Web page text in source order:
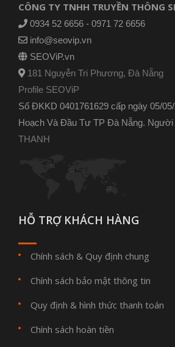
CÔNG TY TNHH TRUYỀN THÔNG
0934 52 6656 - 0971 72 6656
info@seovip.vn
SEOViP.vn
181 Nguyễn Tri Phương, Đà Nẵng
Profile SEOViP
Số ĐKKD 0401761629 cấp ngày 05/
Hoạch Và Đầu Tư TP Đà Nẵng. Người
THANH
HỖ TRỢ KHÁCH HÀNG
Chính sách & Quy định chung
Chính sách bảo mật thông tin
Quy định & hình thức thanh toán
Chính sách hoàn tiền